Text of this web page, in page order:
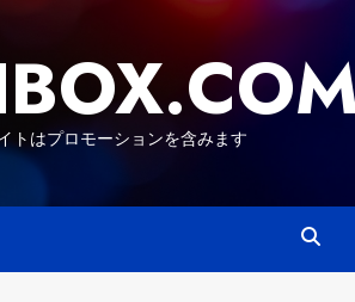
トはプロモーションを含みます